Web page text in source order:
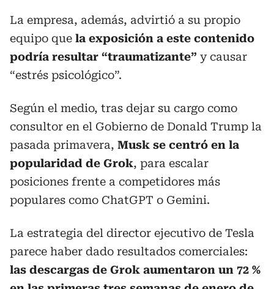
La empresa, además, advirtió a su propio
equipo que la exposición a este contenido
podría resultar “traumatizante” y causar
“estrés psicológico”.
Según el medio, tras dejar su cargo como
consultor en el Gobierno de Donald Trump la
pasada primavera, Musk se centró en la
popularidad de Grok, para escalar
posiciones frente a competidores más
populares como ChatGPT o Gemini.
La estrategia del director ejecutivo de Tesla
parece haber dado resultados comerciales:
las descargas de Grok aumentaron un 72 %